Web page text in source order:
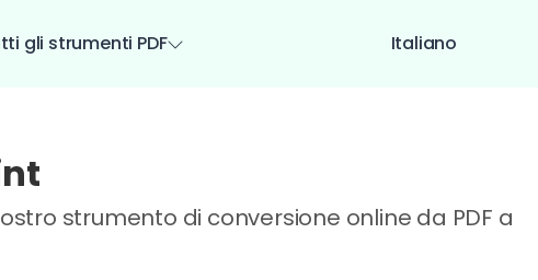
gli strumenti PDF Italiano
strumento di conversione online da PDF a